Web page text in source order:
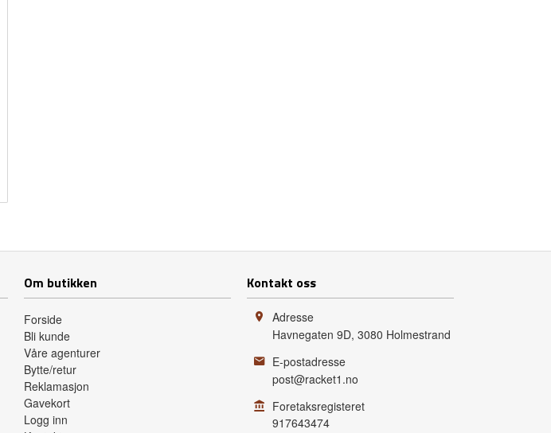
Om butikken
Forside
Bli kunde
Våre agenturer
Bytte/retur
Reklamasjon
Gavekort
Logg inn
Kontakt oss
Adresse
Havnegaten 9D, 3080 Holmestrand
E-postadresse
post@racket1.no
Foretaksregisteret
917643474